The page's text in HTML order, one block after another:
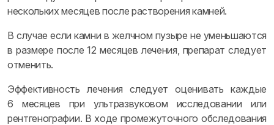
нескольких месяцев после растворения камней.
В случае если камни в желчном пузыре не уменьшаются
в размере после 12 месяцев лечения, препарат следует
отменить.
Эффективность лечения следует оценивать каждые
6 месяцев при ультразвуковом исследовании или
рентгенографии. В ходе промежуточного обследования